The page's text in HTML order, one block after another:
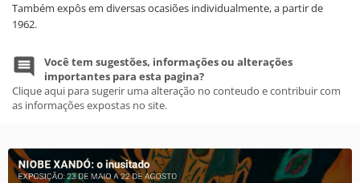
Também expôs em diversas ocasiões individualmente, a partir de
1962.
Você tem sugestões, informações ou alterações
importantes para esta pagina?
Clique aqui para sugerir uma alteração no conteudo e contribuir com
as informações expostas no site.